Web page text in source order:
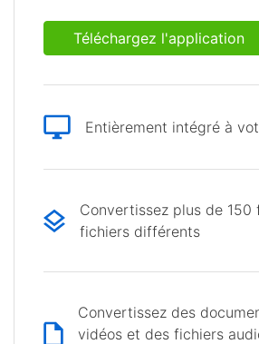
Téléchargez l'application
Entièrement intégré à
Convertissez plus de 150
fichiers différents
Convertissez des
vidéos et des fichiers